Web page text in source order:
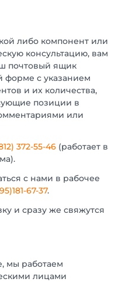
либо компонент или
консультацию, вам
почтовый ящик
форме с указанием
и их количества,
позиции в
или
372-55-46 (работает в
с нами в рабочее
67-37.
и сразу же свяжутся
мы работаем
лицами